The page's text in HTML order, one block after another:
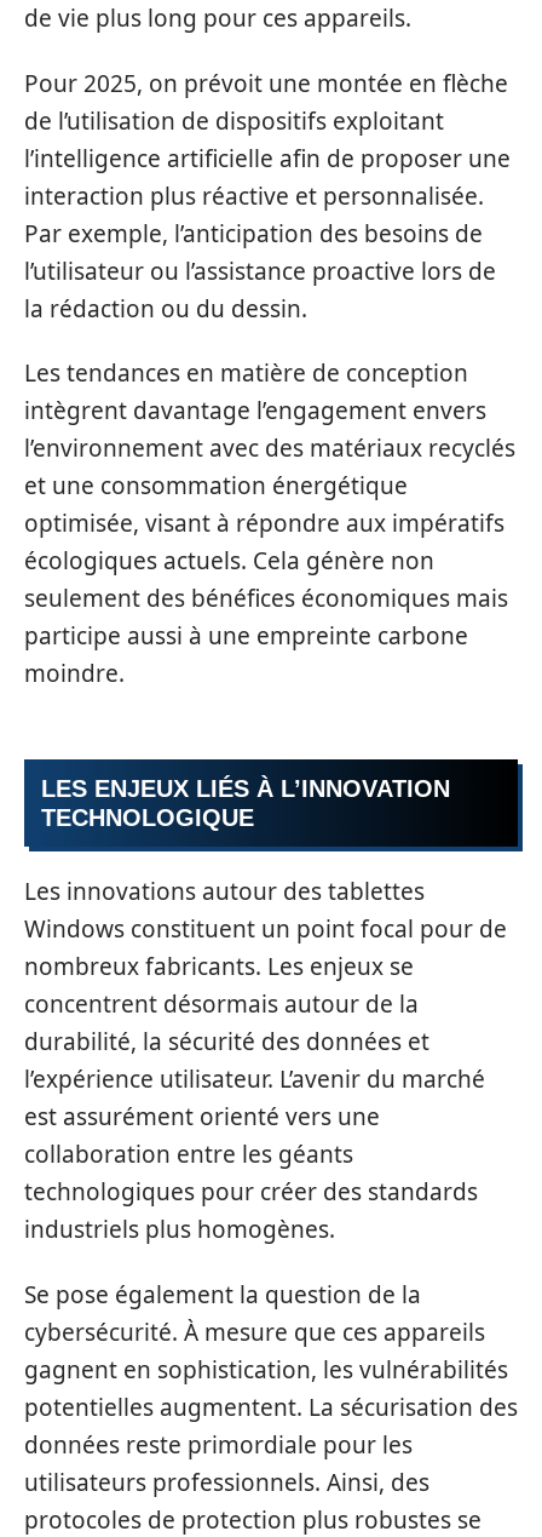
de vie plus long pour ces appareils.
Pour 2025, on prévoit une montée en flèche
de l’utilisation de dispositifs exploitant
l’intelligence artificielle afin de proposer une
interaction plus réactive et personnalisée.
Par exemple, l’anticipation des besoins de
l’utilisateur ou l’assistance proactive lors de
la rédaction ou du dessin.
Les tendances en matière de conception
intègrent davantage l’engagement envers
l’environnement avec des matériaux recyclés
et une consommation énergétique
optimisée, visant à répondre aux impératifs
écologiques actuels. Cela génère non
seulement des bénéfices économiques mais
participe aussi à une empreinte carbone
moindre.
LES ENJEUX LIÉS À L’INNOVATION
TECHNOLOGIQUE
Les innovations autour des tablettes
Windows constituent un point focal pour de
nombreux fabricants. Les enjeux se
concentrent désormais autour de la
durabilité, la sécurité des données et
l’expérience utilisateur. L’avenir du marché
est assurément orienté vers une
collaboration entre les géants
technologiques pour créer des standards
industriels plus homogènes.
Se pose également la question de la
cybersécurité. À mesure que ces appareils
gagnent en sophistication, les vulnérabilités
potentielles augmentent. La sécurisation des
données reste primordiale pour les
utilisateurs professionnels. Ainsi, des
protocoles de protection plus robustes se